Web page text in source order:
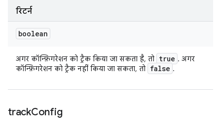
रिटर्न
boolean
अगर कॉन्फ़िगरेशन को ट्रैक किया जा सकता है, तो true . अगर
कॉन्फ़िगरेशन को ट्रैक नहीं किया जा सकता, तो false .
trackConfig